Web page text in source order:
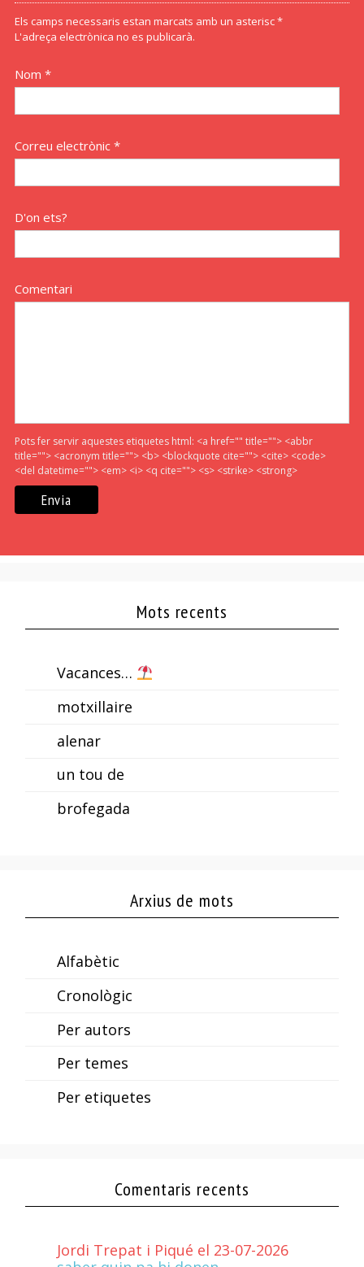
Els camps necessaris estan marcats amb un asterisc *
L'adreça electrònica no es publicarà.
Nom *
Correu electrònic *
D'on ets?
Comentari
Pots fer servir aquestes etiquetes html: <a href="" title=""> <abbr
title=""> <acronym title=""> <b> <blockquote cite=""> <cite> <code>
<del datetime=""> <em> <i> <q cite=""> <s> <strike> <strong>
Mots recents
Vacances…
motxillaire
alenar
un tou de
brofegada
Arxius de mots
Alfabètic
Cronològic
Per autors
Per temes
Per etiquetes
Comentaris recents
Jordi Trepat i Piqué el 23-07-2026